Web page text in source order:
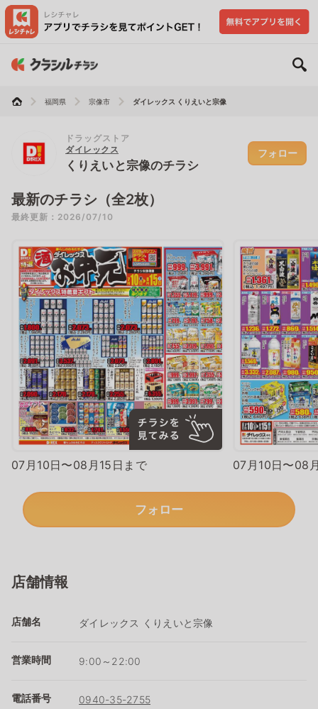
福岡県 宗像市 ダイレックス くりえいと宗像
ドラッグストア
ダイレックス
くりえいと宗像のチラシ
フォロー
最新のチラシ（全2枚）
最終更新：2026/07/10
07月10日〜08月15日まで 07月10日〜08
フォロー
店舗情報
店舗名 ダイレックス くりえいと宗像
営業時間 9:00～22:00
電話番号 0940-35-2755